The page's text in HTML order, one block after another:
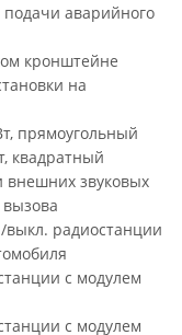
аварийного
кронштейне
на
прямоугольный
квадратный
внешних звуковых
выкл. радиостанции
с модулем
с модулем